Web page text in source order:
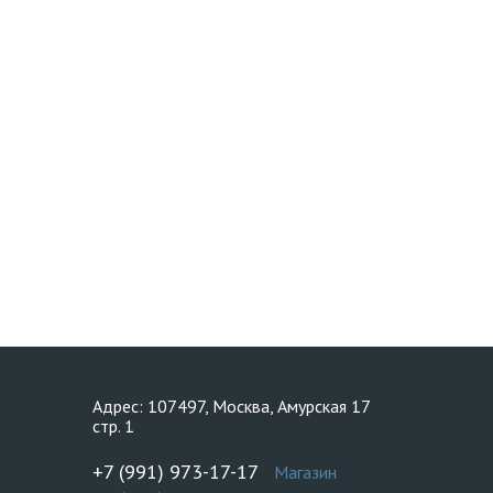
Адрес: 107497, Москва, Амурская 17
стр. 1
+7 (991) 973-17-17 Магазин